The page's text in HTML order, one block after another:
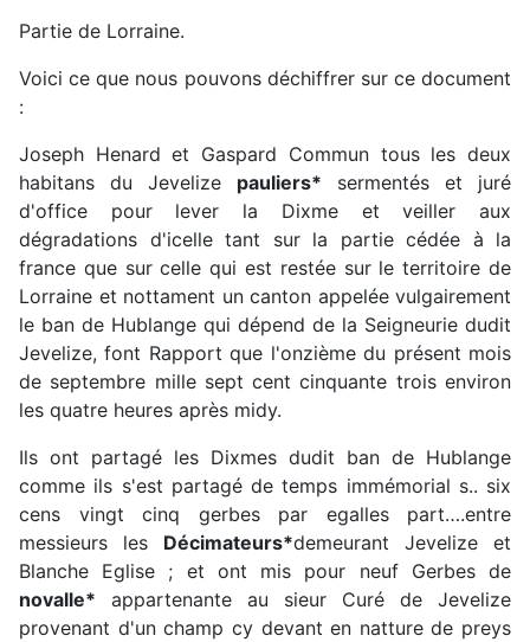
Partie de Lorraine.
Voici ce que nous pouvons déchiffrer sur ce document
:
Joseph Henard et Gaspard Commun tous les deux
habitans du Jevelize pauliers* sermentés et juré
d'office pour lever la Dixme et veiller aux
dégradations d'icelle tant sur la partie cédée à la
france que sur celle qui est restée sur le territoire de
Lorraine et nottament un canton appelée vulgairement
le ban de Hublange qui dépend de la Seigneurie dudit
Jevelize, font Rapport que l'onzième du présent mois
de septembre mille sept cent cinquante trois environ
les quatre heures après midy.
Ils ont partagé les Dixmes dudit ban de Hublange
comme ils s'est partagé de temps immémorial s.. six
cens vingt cinq gerbes par egalles part….entre
messieurs les Décimateurs*demeurant Jevelize et
Blanche Eglise ; et ont mis pour neuf Gerbes de
novalle* appartenante au sieur Curé de Jevelize
provenant d'un champ cy devant en natture de preys